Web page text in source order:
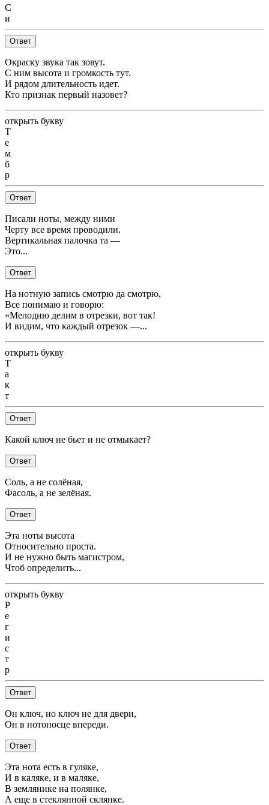
С
и
Ответ
Окраску звука так зовут.
С ним высота и громкость тут.
И рядом длительность идет.
Кто признак первый назовет?
открыть букву
Т
е
м
б
р
Ответ
Писали ноты, между ними
Черту все время проводили.
Вертикальная палочка та —
Это...
Ответ
На нотную запись смотрю да смотрю,
Все понимаю и говорю:
«Мелодию делим в отрезки, вот так!
И видим, что каждый отрезок —...
открыть букву
Т
а
к
т
Ответ
Какой ключ не бьет и не отмыкает?
Ответ
Соль, а не солёная,
Фасоль, а не зелёная.
Ответ
Эта ноты высота
Относительно проста.
И не нужно быть магистром,
Чтоб определить...
открыть букву
Р
е
г
и
с
т
р
Ответ
Он ключ, но ключ не для двери,
Он в нотоносце впереди.
Ответ
Эта нота есть в гуляке,
И в каляке, и в маляке,
В землянике на полянке,
А еще в стеклянной склянке.